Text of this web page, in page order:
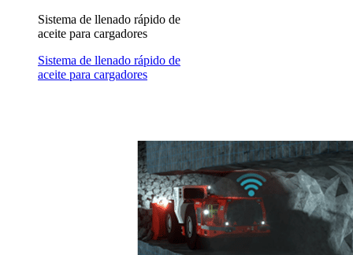
Sistema de llenado rápido de
aceite para cargadores
Sistema de llenado rápido de
aceite para cargadores